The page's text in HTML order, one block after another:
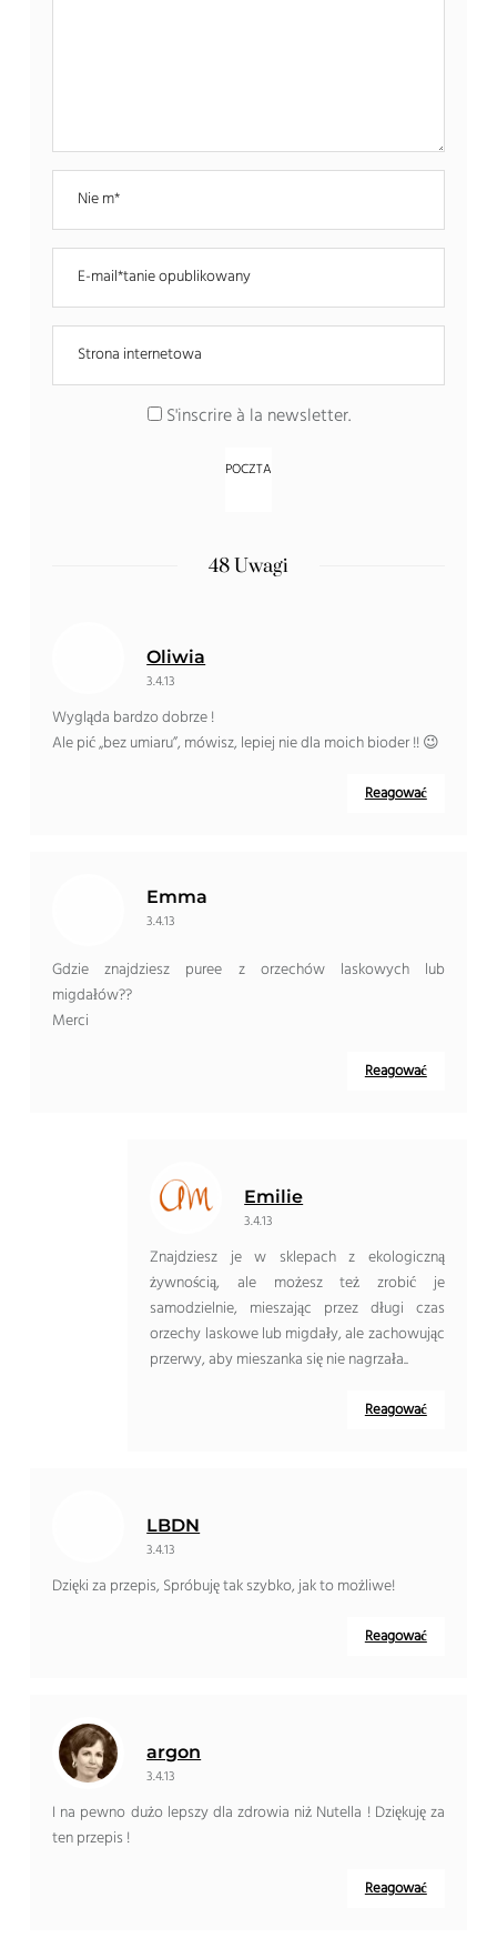
S'inscrire à la newsletter.
48 Uwagi
Oliwia
3.4.13
Wygląda bardzo dobrze !
Ale pić „bez umiaru”, mówisz, lepiej nie dla moich bioder !! 😉
Reagować
Emma
3.4.13
Gdzie znajdziesz puree z orzechów laskowych lub
migdałów??
Merci
Reagować
Emilie
3.4.13
Znajdziesz je w sklepach z ekologiczną
żywnością, ale możesz też zrobić je
samodzielnie, mieszając przez długi czas
orzechy laskowe lub migdały, ale zachowując
przerwy, aby mieszanka się nie nagrzała..
Reagować
LBDN
3.4.13
Dzięki za przepis, Spróbuję tak szybko, jak to możliwe!
Reagować
argon
3.4.13
I na pewno dużo lepszy dla zdrowia niż Nutella ! Dziękuję za
ten przepis !
Reagować